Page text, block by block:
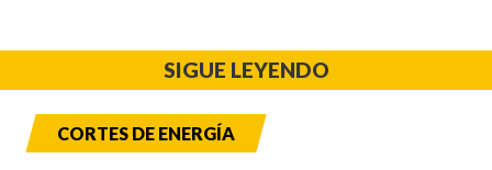
SIGUE LEYENDO
CORTES DE ENERGÍA